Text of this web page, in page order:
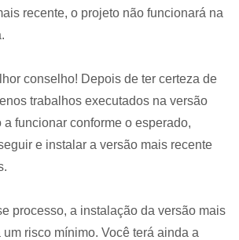
recente, o projeto não funcionará na
conselho! Depois de ter certeza de
trabalhos executados na versão
a funcionar conforme o esperado,
e instalar a versão mais recente
processo, a instalação da versão mais
risco mínimo. Você terá ainda a